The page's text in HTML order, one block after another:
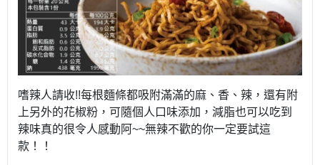
嗜辣人請收!!每根麵條都吸附滿滿的麻、香、辣，還有附
上另外的花椒粉，可隨個人口味添加，減脂也可以吃到
辣味真的很令人感動阿~~無辣不歡的你一定要試這
款！！